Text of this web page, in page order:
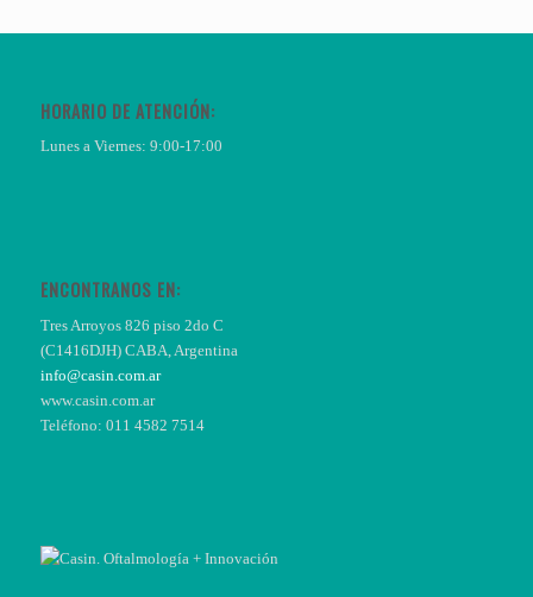
HORARIO DE ATENCIÓN:
Lunes a Viernes: 9:00-17:00
ENCONTRANOS EN:
Tres Arroyos 826 piso 2do C
(C1416DJH) CABA, Argentina
info@casin.com.ar
www.casin.com.ar
Teléfono: 011 4582 7514